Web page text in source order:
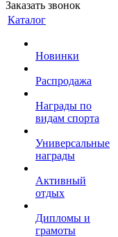
Заказать звонок
Каталог
Новинки
Распродажа
Награды по
видам спорта
Универсальные
награды
Активный
отдых
Дипломы и
грамоты